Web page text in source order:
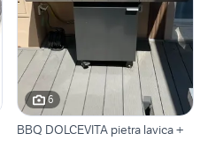
6
BBQ DOLCEVITA pietra lavica +